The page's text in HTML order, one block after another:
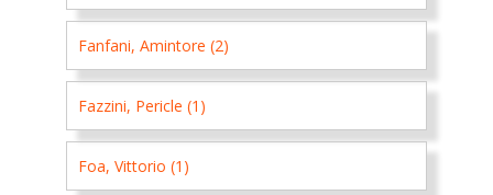
Fanfani, Amintore (2)
Fazzini, Pericle (1)
Foa, Vittorio (1)